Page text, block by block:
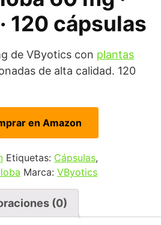
120 cápsulas
de VByotics con plantas
de alta calidad. 120
en Amazon
Etiquetas: Cápsulas,
Marca: VByotics
(0)